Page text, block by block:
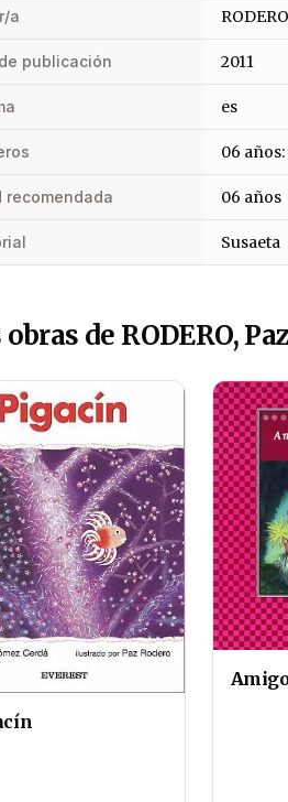
a
publicación 2011
es
06
recomendada 06 años
Susaeta
de RODERO,